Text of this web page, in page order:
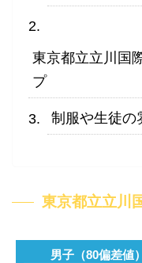
東京都立立川国
プ
制服や生徒の
東京都立立川
男子（80偏差値）